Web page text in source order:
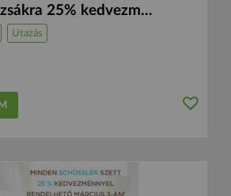
25% kedvezm...
Utazás